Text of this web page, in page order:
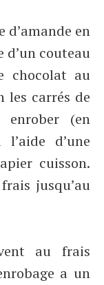
d’amande en
d’un couteau
chocolat au
les carrés de
enrober (en
d’une
cuisson.
jusqu’au
au frais
a un